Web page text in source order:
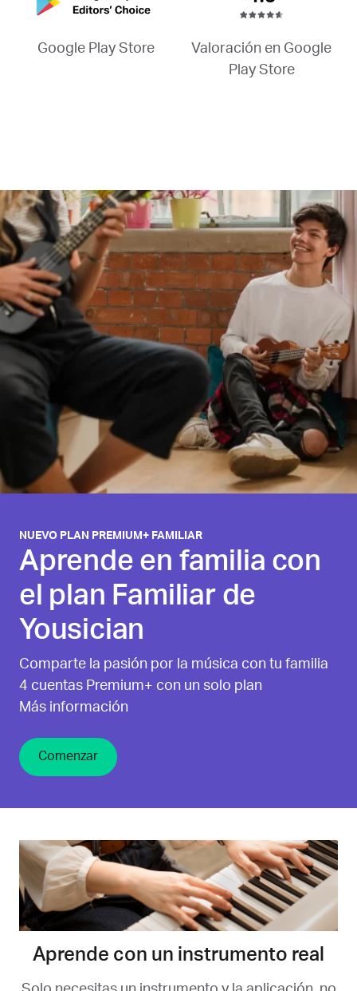
Google Play Store
Valoración en Google
Play Store
NUEVO PLAN PREMIUM+ FAMILIAR
Aprende en familia con
el plan Familiar de
Yousician
Comparte la pasión por la música con tu familia
4 cuentas Premium+ con un solo plan
Más información
Comenzar
Aprende con un instrumento real